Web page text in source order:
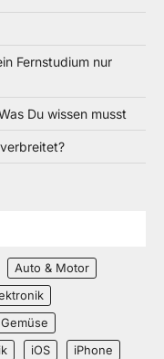
Fernstudium nur
Du wissen musst
Auto & Motor
Gemüse
iOS
iPhone